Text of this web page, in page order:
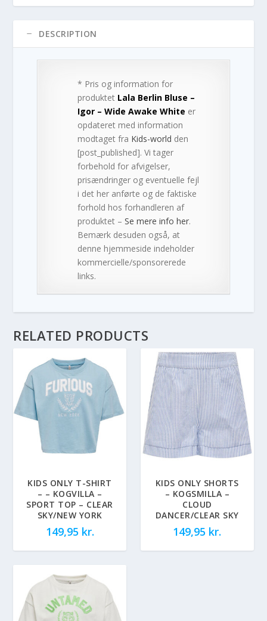
DESCRIPTION
* Pris og information for
produktet Lala Berlin Bluse –
Igor – Wide Awake White er
opdateret med information
modtaget fra Kids-world den
[post_published]. Vi tager
forbehold for afvigelser,
prisændringer og eventuelle fejl
i det her anførte og de faktiske
forhold hos forhandleren af
produktet –Se mere info her.
Bemærk desuden også, at
denne hjemmeside indeholder
kommercielle/sponsorerede
links.
RELATED PRODUCTS
KIDS ONLY T-SHIRT
– – KOGVILLA –
SPORT TOP – CLEAR
SKY/NEW YORK
149,95 kr.
KIDS ONLY SHORTS
– KOGSMILLA –
CLOUD
DANCER/CLEAR SKY
149,95 kr.